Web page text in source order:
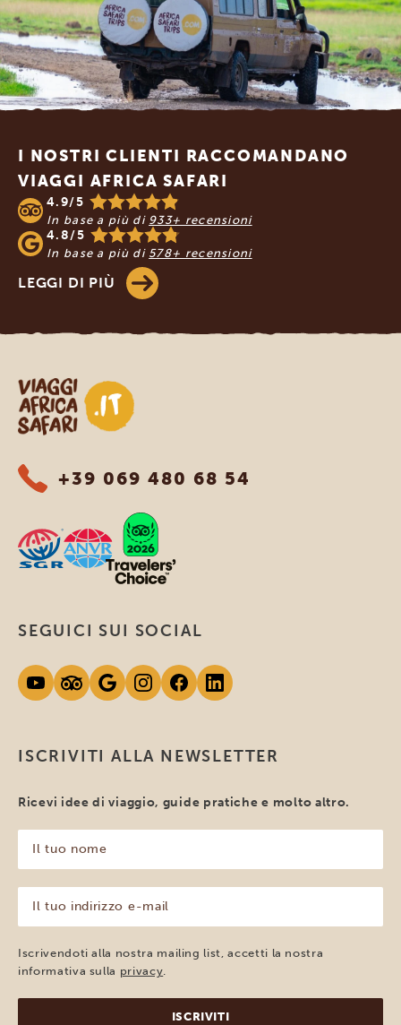
I NOSTRI CLIENTI RACCOMANDANO
VIAGGI AFRICA SAFARI
4.9/5
In base a più di 933+ recensioni
4.8/5
In base a più di 578+ recensioni
LEGGI DI PIÙ
Viaggi Africa Safari
+39 069 480 68 54
ISCRIVITI ALLA NEWSLETTER
Ricevi idee di viaggio, guide pratiche e molto altro.
tuo
nome
(Obbligatorio)
tuo
indirizzo
e-
mail
Iscrivendoti alla nostra mailing list, accetti la nostra
informativa sulla privacy.
SEGUICI SUI SOCIAL